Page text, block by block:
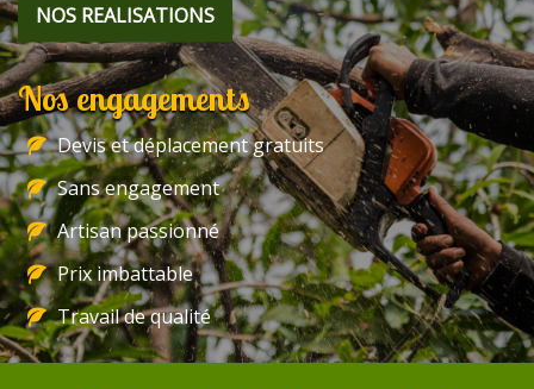
NOS REALISATIONS
Nos engagements
Devis et déplacement gratuits
Sans engagement
Artisan passionné
Prix imbattable
Travail de qualité